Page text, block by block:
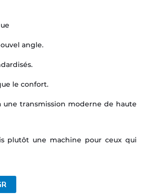
angle.
le confort.
transmission moderne de haute
plutôt une machine pour ceux qui